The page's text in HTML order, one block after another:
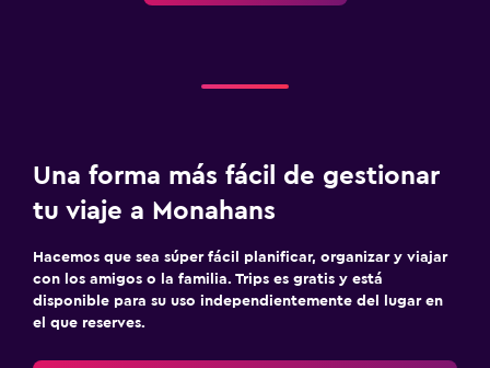
Estacionamiento y transporte
Estacionamiento gratuito
Comedor
Minibar
Una forma más fácil de gestionar
tu viaje a Monahans
Hacemos que sea súper fácil planificar, organizar y viajar
con los amigos o la familia. Trips es gratis y está
disponible para su uso independientemente del lugar en
el que reserves.